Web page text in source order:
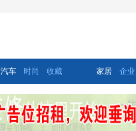
汽车 时尚 收藏 家居 企业